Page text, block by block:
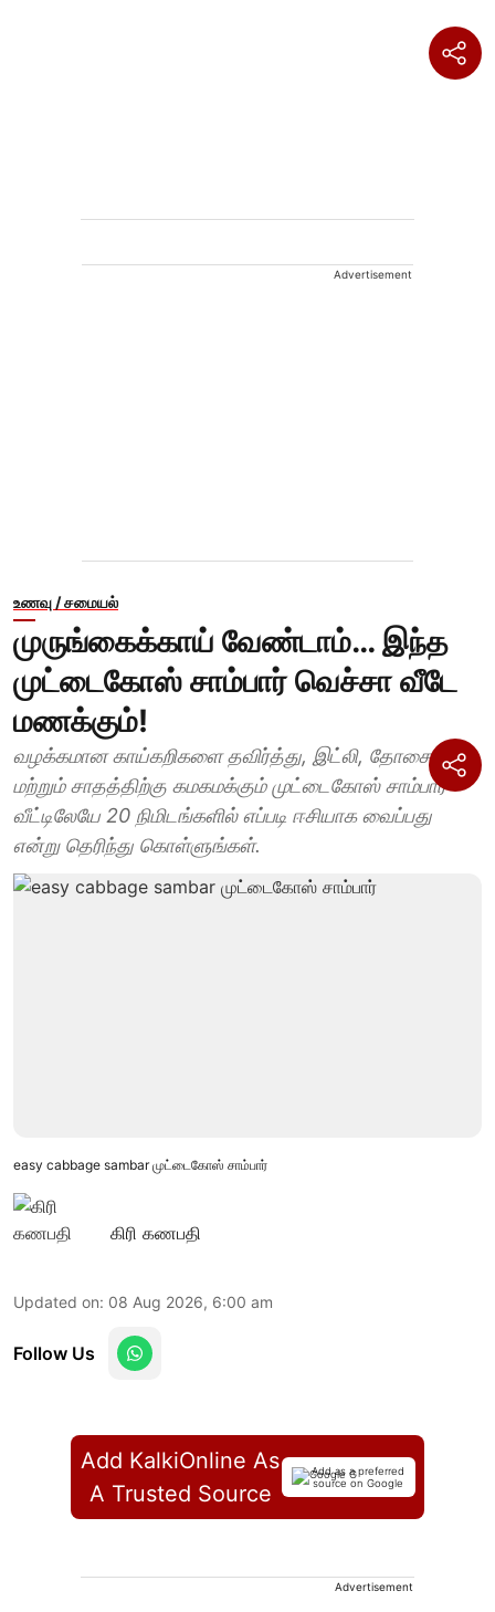
Advertisement
உணவு / சமையல்
முருங்கைக்காய் வேண்டாம்… இந்த
முட்டைகோஸ் சாம்பார் வெச்சா வீடே
மணக்கும்!
வழக்கமான காய்கறிகளை தவிர்த்து, இட்லி, தோசை
மற்றும் சாதத்திற்கு கமகமக்கும் முட்டைகோஸ் சாம்பார்
வீட்டிலேயே 20 நிமிடங்களில் எப்படி ஈசியாக வைப்பது
என்று தெரிந்து கொள்ளுங்கள்.
easy cabbage sambar முட்டைகோஸ் சாம்பார்
கிரி கணபதி
Updated on: 08 Aug 2026, 6:00 am
Follow Us
Add KalkiOnline As
A Trusted Source
Add as a preferred
source on Google
Advertisement